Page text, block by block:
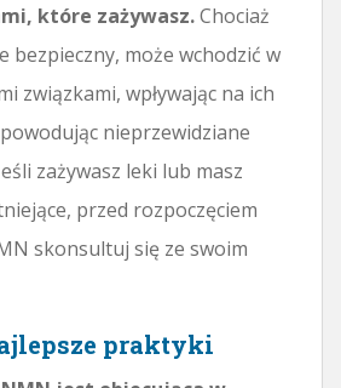
które zażywasz.Chociaż
bezpieczny, może wchodzić w
związkami, wpływając na ich
nieprzewidziane
zażywasz leki lub masz
przed rozpoczęciem
skonsultuj się ze swoim
praktyki